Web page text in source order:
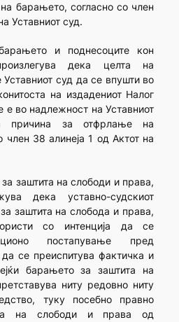
барањето, согласно со член
Уставниот суд.
и поднесоците кон
дека целта на
суд да се впушти во
на издадениот Налог
во надлежност на Уставниот
причина за отфрлање на
член 38 алинеја 1 од Актот на
заштита на слободи и права,
дека уставно-судскиот
заштита на слобода и права,
со интенција да се
постапување пред
се преиспитува фактичка и
барањето за заштита на
ниту редовно ниту
туку посебно правно
на слободи и права од